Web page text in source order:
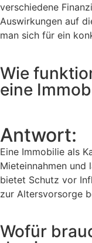
verschiedene
Auswirkungen auf
man sich für ein
Wie
eine
Antwort:
Eine Immobilie als
Mieteinnahmen und
bietet Schutz vor
zur Altersvorsorge
Wofür